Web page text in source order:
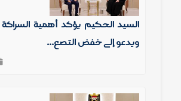
السيد الحكيم يؤكد أهمية
ويدعو إلى خفض التصع...